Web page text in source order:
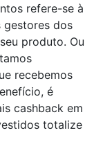
refere-se à
gestores dos
produto. Ou
recebemos
é
cashback em
totalize